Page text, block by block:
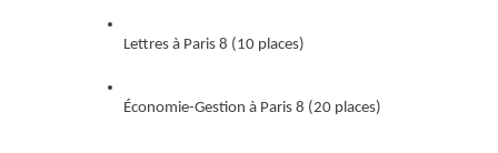
Lettres à Paris 8 (10 places)
Économie-Gestion à Paris 8 (20 places)